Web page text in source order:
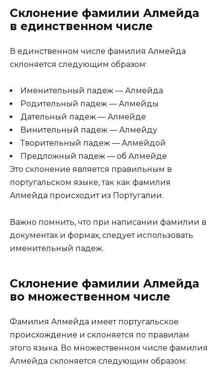
Склонение фамилии Алмейда
в единственном числе
В единственном числе фамилия Алмейда
склоняется следующим образом:
Именительный падеж — Алмейда
Родительный падеж — Алмейды
Дательный падеж — Алмейде
Винительный падеж — Алмейду
Творительный падеж — Алмейдой
Предложный падеж — об Алмейде
Это склонение является правильным в
португальском языке, так как фамилия
Алмейда происходит из Португалии.
Важно помнить, что при написании фамилии в
документах и формах, следует использовать
именительный падеж.
Склонение фамилии Алмейда
во множественном числе
Фамилия Алмейда имеет португальское
происхождение и склоняется по правилам
этого языка. Во множественном числе фамилия
Алмейда склоняется следующим образом: